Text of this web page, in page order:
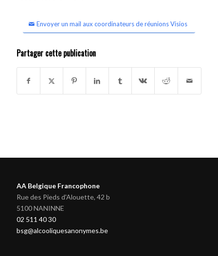
Envoyer un mail aux coordinateurs de réunions Visios
Partager cette publication
AA Belgique Francophone
Rue des Pieds d'Alouette, 42 b
5100 NANINNE
02 511 40 30
bsg@alcooliquesanonymes.be